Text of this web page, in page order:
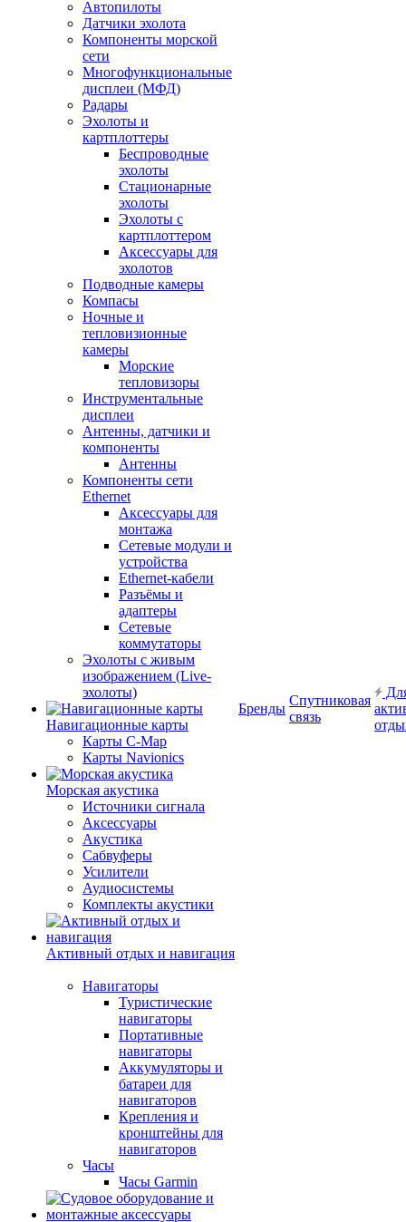
Автопилоты
Датчики эхолота
Компоненты морской
сети
Многофункциональные
дисплеи (МФД)
Радары
Эхолоты и
картплоттеры
Беспроводные
эхолоты
Стационарные
эхолоты
Эхолоты с
картплоттером
Аксессуары для
эхолотов
Подводные камеры
Компасы
Ночные и
тепловизионные
камеры
Морские
тепловизоры
Инструментальные
дисплеи
Антенны, датчики и
компоненты
Антенны
Компоненты сети
Ethernet
Аксессуары для
монтажа
Сетевые модули и
устройства
Ethernet-кабели
Разъёмы и
адаптеры
Сетевые
коммутаторы
Эхолоты с живым
изображением (Live-
эхолоты)
Навигационные карты
Карты C-Map
Карты Navionics
Морская акустика
Источники сигнала
Аксессуары
Акустика
Сабвуферы
Усилители
Аудиосистемы
Комплекты акустики
Активный отдых и навигация
Навигаторы
Туристические
навигаторы
Портативные
навигаторы
Аккумуляторы и
батареи для
навигаторов
Крепления и
кронштейны для
навигаторов
Часы
Часы Garmin
Бренды
Спутниковая
связь